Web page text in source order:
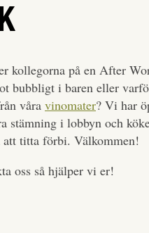
kollegorna på en After
bubbligt i baren eller
våra vinomater? Vi har
stämning i lobbyn och
att titta förbi. Välkommen!
oss så hjälper vi er!